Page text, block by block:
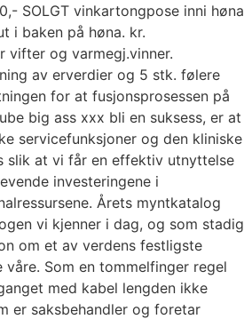
SOLGT vinkartongpose inni høna
i baken på høna. kr.
vifter og varmegj.vinner.
av erverdier og 5 stk. følere
for at fusjonsprosessen på
big ass xxx bli en suksess, er at
servicefunksjoner og den kliniske
slik at vi får en effektiv utnyttelse
investeringene i
Årets myntkatalog
vi kjenner i dag, og som stadig
om et av verdens festligste
våre. Som en tommelfinger regel
med kabel lengden ikke
er saksbehandler og foretar